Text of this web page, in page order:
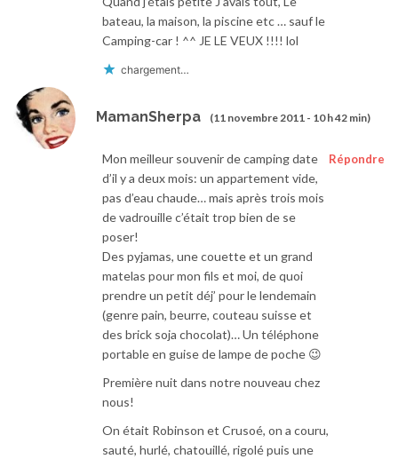
bateau, la maison, la piscine etc … sauf le
Camping-car ! ^^ JE LE VEUX !!!! lol
chargement…
MamanSherpa (11 novembre 2011 - 10 h 42 min)
Répondre
Mon meilleur souvenir de camping date
d’il y a deux mois: un appartement vide,
pas d’eau chaude… mais après trois mois
de vadrouille c’était trop bien de se
poser!
Des pyjamas, une couette et un grand
matelas pour mon fils et moi, de quoi
prendre un petit déj’ pour le lendemain
(genre pain, beurre, couteau suisse et
des brick soja chocolat)… Un téléphone
portable en guise de lampe de poche 😉
Première nuit dans notre nouveau chez
nous!
On était Robinson et Crusoé, on a couru,
sauté, hurlé, chatouillé, rigolé puis une